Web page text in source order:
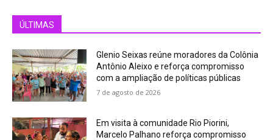
ÚLTIMAS
Glenio Seixas reúne moradores da Colônia
Antônio Aleixo e reforça compromisso
com a ampliação de políticas públicas
7 de agosto de 2026
Em visita à comunidade Rio Piorini,
Marcelo Palhano reforça compromisso